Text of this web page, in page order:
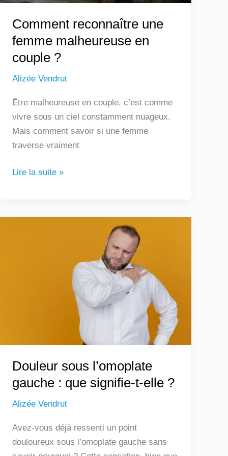
Comment reconnaître une
femme malheureuse en
couple ?
Alizée Vendrut
Être malheureuse en couple, c’est comme
vivre sous un ciel constamment nuageux.
Mais comment savoir si une femme
traverse vraiment
Lire la suite »
Douleur sous l’omoplate
gauche : que signifie-t-elle ?
Alizée Vendrut
Avez-vous déjà ressenti un point
douloureux sous l’omoplate gauche sans